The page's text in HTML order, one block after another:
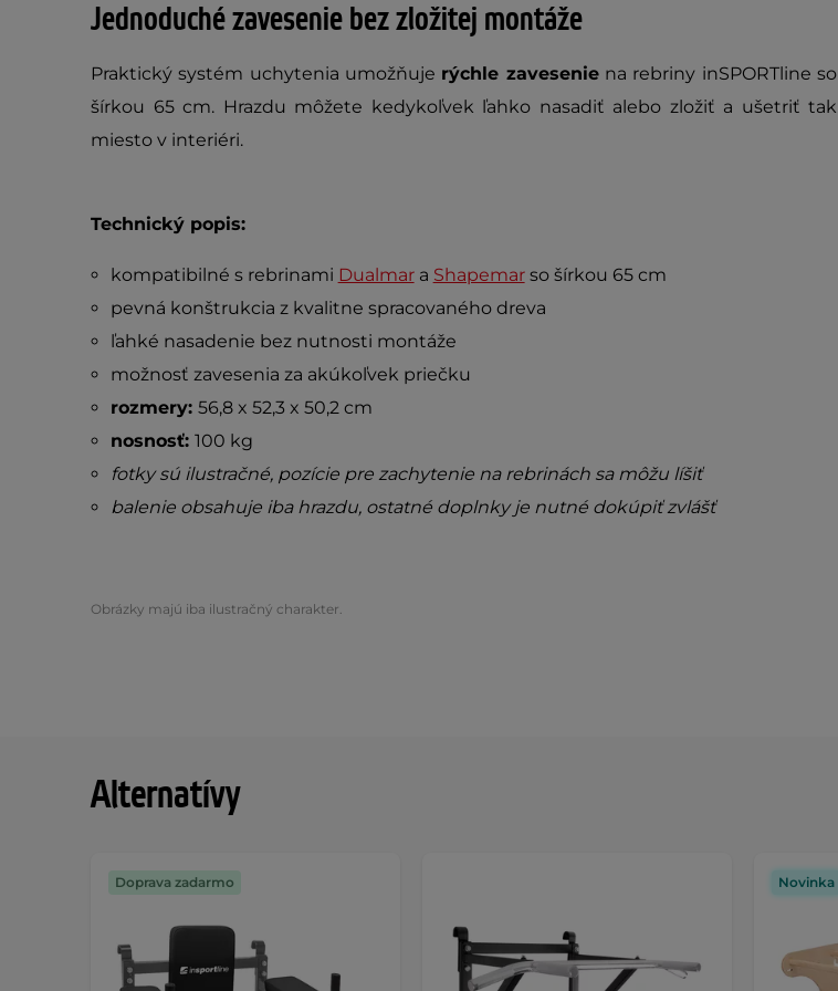
Jednoduché zavesenie bez zložitej montáže
Praktický systém uchytenia umožňuje rýchle zaveseniena rebriny inSPORTline so
šírkou 65 cm. Hrazdu môžete kedykoľvek ľahko nasadiť alebo zložiť a ušetriť tak
miesto v interiéri.
Technický popis:
kompatibilné s rebrinami Dualmara Shapemarso šírkou 65 cm
pevná konštrukcia z kvalitne spracovaného dreva
ľahké nasadenie bez nutnosti montáže
možnosť zavesenia za akúkoľvek priečku
rozmery: 56,8 x 52,3 x 50,2 cm
nosnosť: 100 kg
fotky sú ilustračné, pozície pre zachytenie na rebrinách sa môžu líšiť
balenie obsahuje iba hrazdu, ostatné doplnky je nutné dokúpiť zvlášť
Obrázky majú iba ilustračný charakter.
Alternatívy
Doprava zadarmo Novinka